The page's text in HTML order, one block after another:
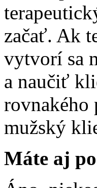
začať. Ak
vytvorí sa
a naučiť
rovnakého
mužský
Máte aj